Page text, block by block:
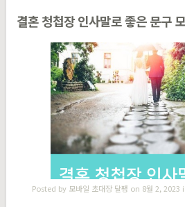
결혼 청첩장 인사말로 좋은 문구
Posted by 모바일 초대장 달팽 on 8월 2, 2023